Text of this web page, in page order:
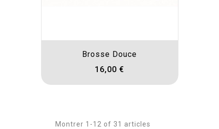
Brosse Douce
16,00 €
Montrer 1-12 of 31 articles